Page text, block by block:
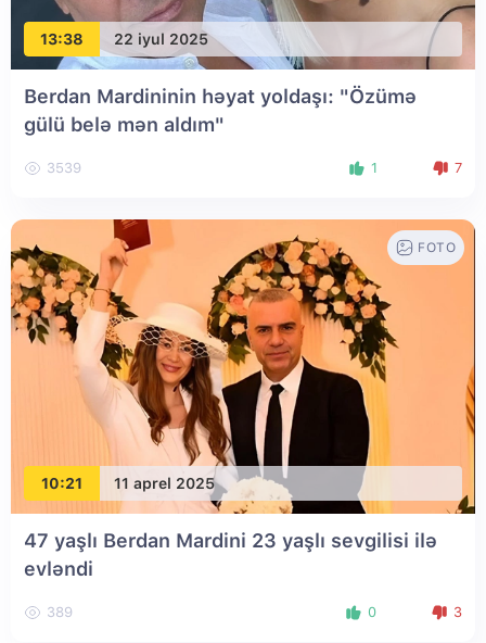
13:38 22 iyul 2025
Berdan Mardininin həyat yoldaşı: "Özümə
gülü belə mən aldım"
3539 1 7
10:21 11 aprel 2025
FOTO
47 yaşlı Berdan Mardini 23 yaşlı sevgilisi ilə
evləndi
389 0 3